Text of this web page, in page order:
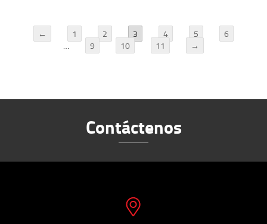
← 1 2 3 4 5
6
…
9 10 11 →
Contáctenos